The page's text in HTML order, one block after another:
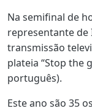
Na semifinal de
representante de
transmissão
plateia “Stop the
português).
Este ano são 35